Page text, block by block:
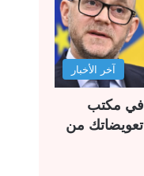
آخر الأخبار
في مكتب
من